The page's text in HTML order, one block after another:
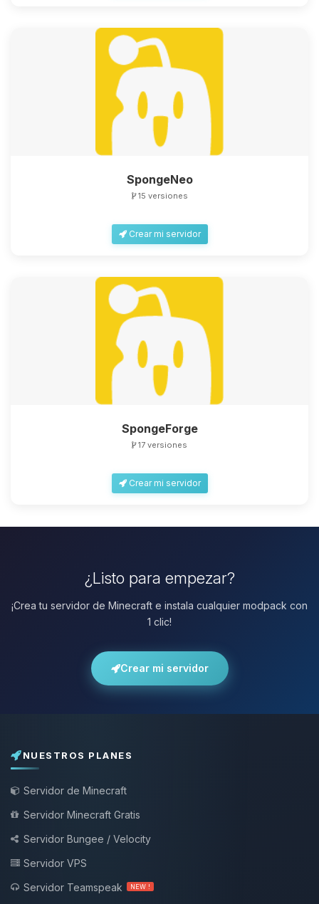
SpongeNeo
15 versiones
Crear mi servidor
SpongeForge
17 versiones
Crear mi servidor
¿Listo para empezar?
¡Crea tu servidor de Minecraft e instala cualquier modpack con
1 clic!
Crear mi servidor
NUESTROS PLANES
Servidor de Minecraft
Servidor Minecraft Gratis
Servidor Bungee / Velocity
Servidor VPS
Servidor Teamspeak
NEW !